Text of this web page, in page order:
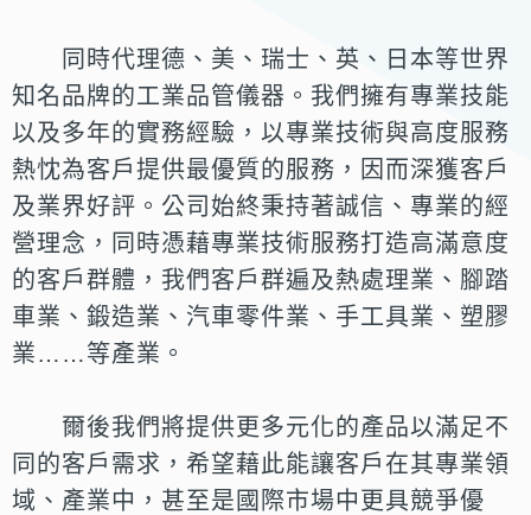
同時代理德、美、瑞士、英、日本等世界
知名品牌的工業品管儀器。我們擁有專業技能
以及多年的實務經驗，以專業技術與高度服務
熱忱為客戶提供最優質的服務，因而深獲客戶
及業界好評。公司始終秉持著誠信、專業的經
營理念，同時憑藉專業技術服務打造高滿意度
的客戶群體， 我們客戶群遍及熱處理業、腳踏
車業、鍛造業、汽車零件業、手工具業、塑膠
業… …等產業。
爾後我們將提供更多元化的產品以滿足不
同的客戶需求，希望藉此能讓客戶在其專業領
域、產業中，甚至是國際市場中更具競爭優